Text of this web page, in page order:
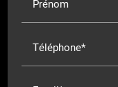
Prénom
Téléphone*